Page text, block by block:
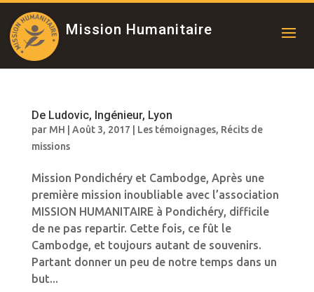
Mission Humanitaire
De Ludovic, Ingénieur, Lyon
par MH Août 3, 2017 Les témoignages, Récits de
missions
Mission Pondichéry et Cambodge, Après une
première mission inoubliable avec l’association
MISSION HUMANITAIRE à Pondichéry, difficile
de ne pas repartir. Cette fois, ce fût le
Cambodge, et toujours autant de souvenirs.
Partant donner un peu de notre temps dans un
but...